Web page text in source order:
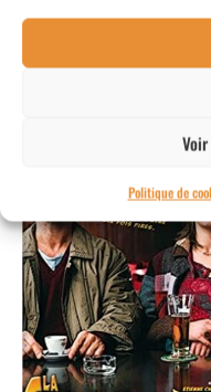
Politique de
Produits